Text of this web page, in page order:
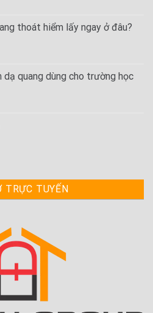
thoát hiểm lấy ngay ở đâu?
dạ quang dùng cho trường học
TRỰC TUYẾN